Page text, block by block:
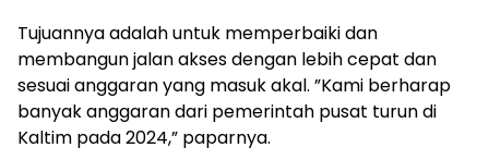
Tujuannya adalah untuk memperbaiki dan
membangun jalan akses dengan lebih cepat dan
sesuai anggaran yang masuk akal. ”Kami berharap
banyak anggaran dari pemerintah pusat turun di
Kaltim pada 2024,” paparnya.